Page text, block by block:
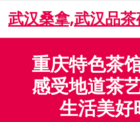
content
武汉桑拿,武汉品
重庆特色茶
感受地道茶
生活美好